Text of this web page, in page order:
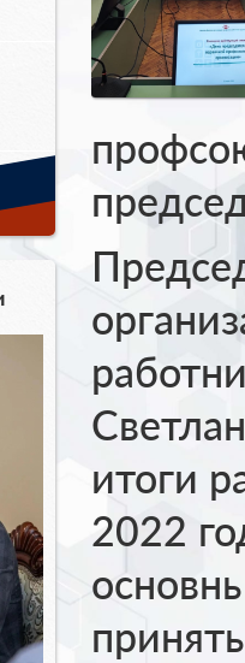
итоги
2022